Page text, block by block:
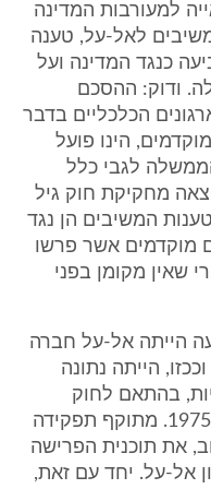
למעורבות המדינה
לאל-על, טענה
כנגד המדינה ועל
ודוק: ההסכם
הכלכליים בדבר
הינו פועל
לגבי כלל
מחקיקת חוק גיל
- 2004. ככל שטענות המשיבים הן נגד
מוקדמים אשר פרשו
שאין מקומן בפני
הייתה אל-על חברה
הייתה נתונה
בהתאם לחוק
החברות הממשלתיות, התשל"ה-1975. מתוקף תפקידה
בשנת 2000 בקרוב, את תוכנית הפרישה
אל-על. יחד עם זאת,